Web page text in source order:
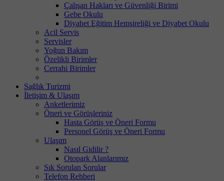
Çalışan Hakları ve Güvenliği Birimi
Gebe Okulu
Diyabet Eğitim Hemşireliği ve Diyabet Okulu
Acil Servis
Servisler
Yoğun Bakım
Özelikli Birimler
Cerrahi Birimler
Sağlık Turizmi
İletişim & Ulaşım
Anketlerimiz
Öneri ve Görüşleriniz
Hasta Görüş ve Öneri Formu
Personel Görüş ve Öneri Formu
Ulaşım
Nasıl Gidilir ?
Otopark Alanlarımız
Sık Sorulan Sorular
Telefon Rehberi